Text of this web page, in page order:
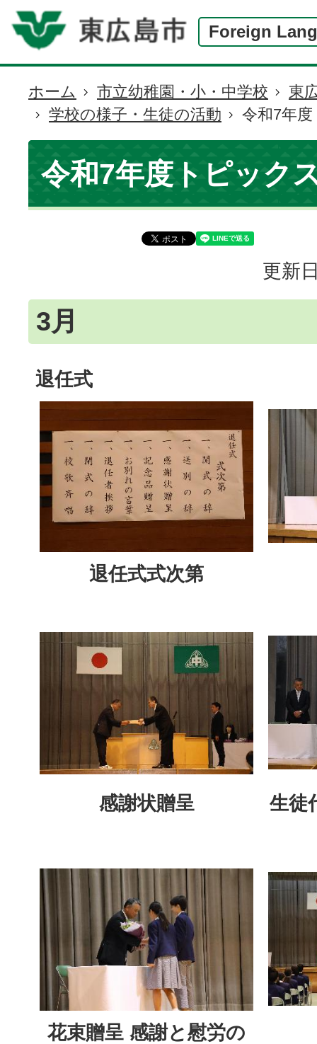
Foreign
現
在
の
置
ホーム 市立幼稚園・小・中学校
東
学校の様子・生徒の活動
令和7年
令和7年度トピック
更新
3月
退任式
退任式式次第
感謝状贈呈 生徒
花束贈呈 感謝と慰労の